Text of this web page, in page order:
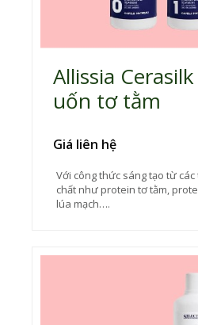
Allissia
uốn tơ tằm
Giá liên hệ
Với công thức sáng tạo từ
chất như protein tơ tằm,
lúa mạch….